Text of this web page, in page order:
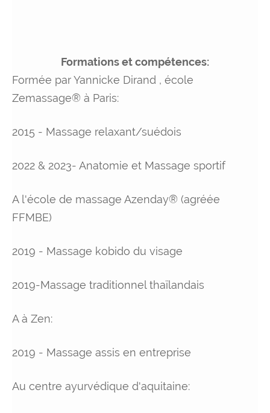
Formations et compétences:
Formée par Yannicke Dirand , école
Zemassage® à Paris:
2015 - Massage relaxant/suédois
2022 & 2023- Anatomie et Massage sportif
A l'école de massage Azenday® (agréée
FFMBE)
2019 - Massage kobido du visage
2019-Massage traditionnel thaïlandais
A à Zen:
2019 - Massage assis en entreprise
Au centre ayurvédique d'aquitaine: